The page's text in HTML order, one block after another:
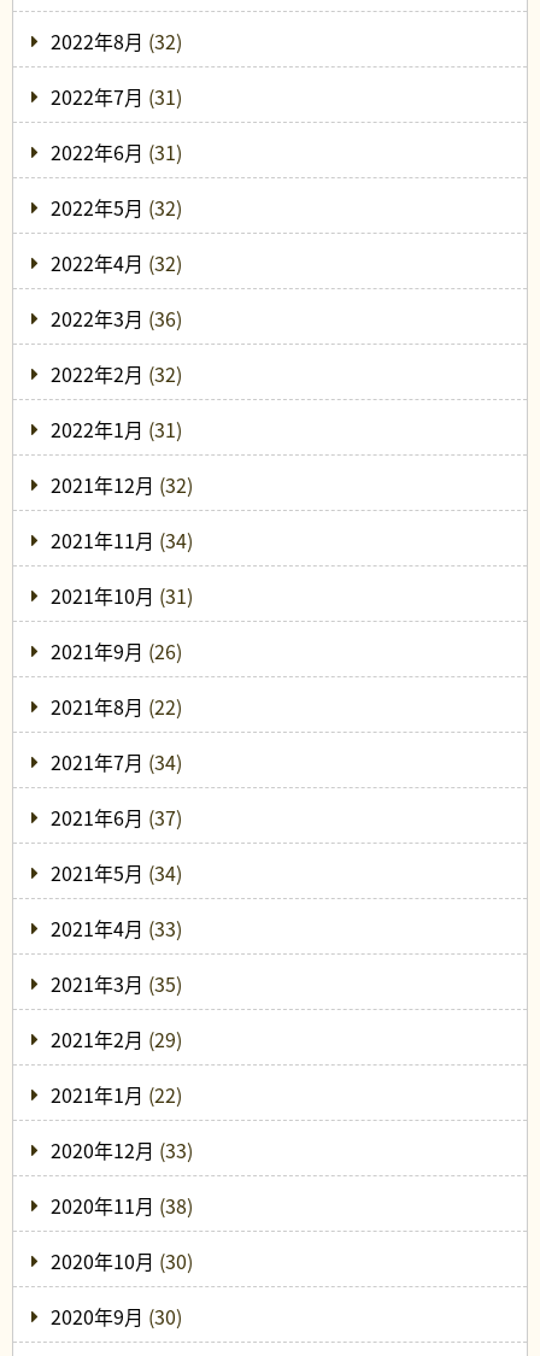
2022年8月 (32)
2022年7月 (31)
2022年6月 (31)
2022年5月 (32)
2022年4月 (32)
2022年3月 (36)
2022年2月 (32)
2022年1月 (31)
2021年12月 (32)
2021年11月 (34)
2021年10月 (31)
2021年9月 (26)
2021年8月 (22)
2021年7月 (34)
2021年6月 (37)
2021年5月 (34)
2021年4月 (33)
2021年3月 (35)
2021年2月 (29)
2021年1月 (22)
2020年12月 (33)
2020年11月 (38)
2020年10月 (30)
2020年9月 (30)